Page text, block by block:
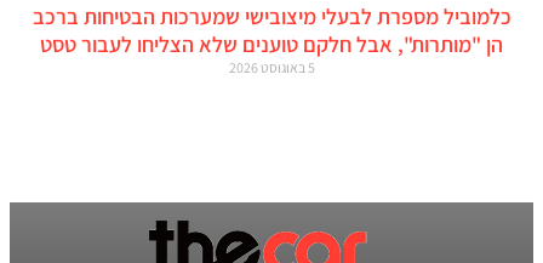
כלמוביל מספרת לבעלי מיצובישי שמערכות הבטיחות ברכב
הן "מותרות", אבל חלקם טוענים שלא הצליחו לעבור טסט
5 באוגוסט 2026